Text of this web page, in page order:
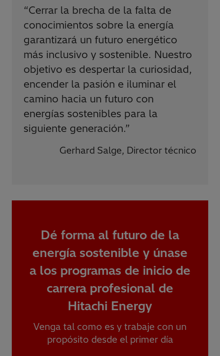
“Cerrar la brecha de la falta de
conocimientos sobre la energía
garantizará un futuro energético
más inclusivo y sostenible. Nuestro
objetivo es despertar la curiosidad,
encender la pasión e iluminar el
camino hacia un futuro con
energías sostenibles para la
siguiente generación.”
Gerhard Salge, Director técnico
Dé forma al futuro de la
energía sostenible y únase
a los programas de inicio de
carrera profesional de
Hitachi Energy
Venga tal como es y trabaje con un
propósito desde el primer día